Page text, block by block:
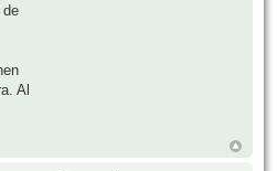
de
Al